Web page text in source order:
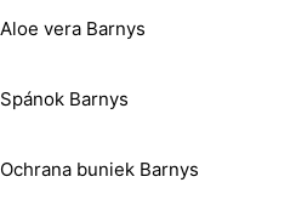
Aloe vera Barnys
Spánok Barnys
Ochrana buniek Barnys